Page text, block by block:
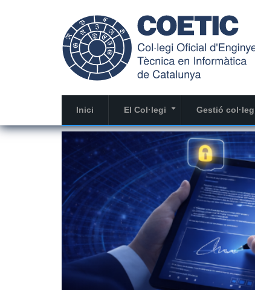
Inici El Col·legi Gestió